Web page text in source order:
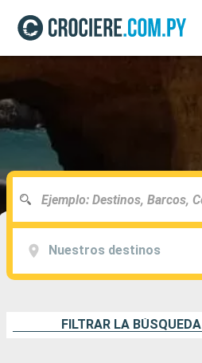
Nuestros destinos
FILTRAR LA BÚSQUEDA